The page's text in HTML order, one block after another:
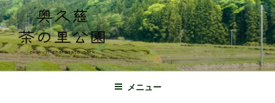
コ
ン
テ
ン
ツ
奥久慈茶の里公園 公式ホームページ
日本最北端の茶の産地 奥久慈茶の体験施設
メニュー